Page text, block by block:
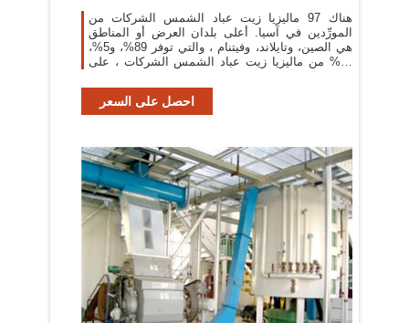
هناك 97 ماليزيا زيت عباد الشمس الشركات من
المورِّدين في آسيا. أعلى بلدان العرض أو المناطق
هي الصين، وتايلاند، وفيتنام ، والتي توفر 89%، و5%،
و1% من ماليزيا زيت عباد الشمس الشركات ، على
احصل على السعر